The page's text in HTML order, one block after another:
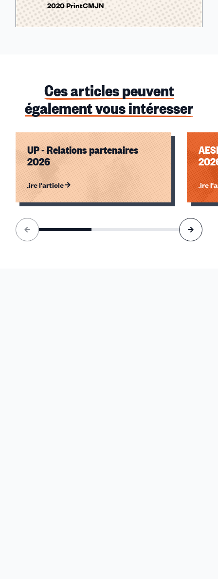
2020 PrintCMJN
Ces articles peuvent
également vous intéresser
UP - Relations partenaires
2026
Lire l'article Lire